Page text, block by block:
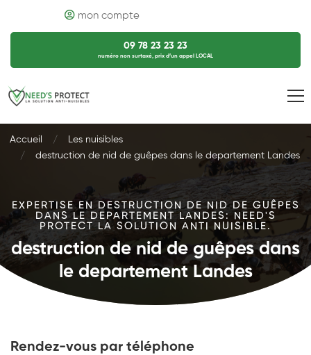
mon compte
09 78 23 23 23
numéro non surtaxé, prix d’un appel LOCAL
Accueil
Les nuisibles
destruction de nid de guêpes dans le departement Landes
EXPERTISE EN DESTRUCTION DE NID DE GUÊPES
DANS LE DEPARTEMENT LANDES: NEED'S
PROTECT LA SOLUTION ANTI NUISIBLE.
destruction de nid de guêpes dans
le departement Landes
Rendez-vous par téléphone